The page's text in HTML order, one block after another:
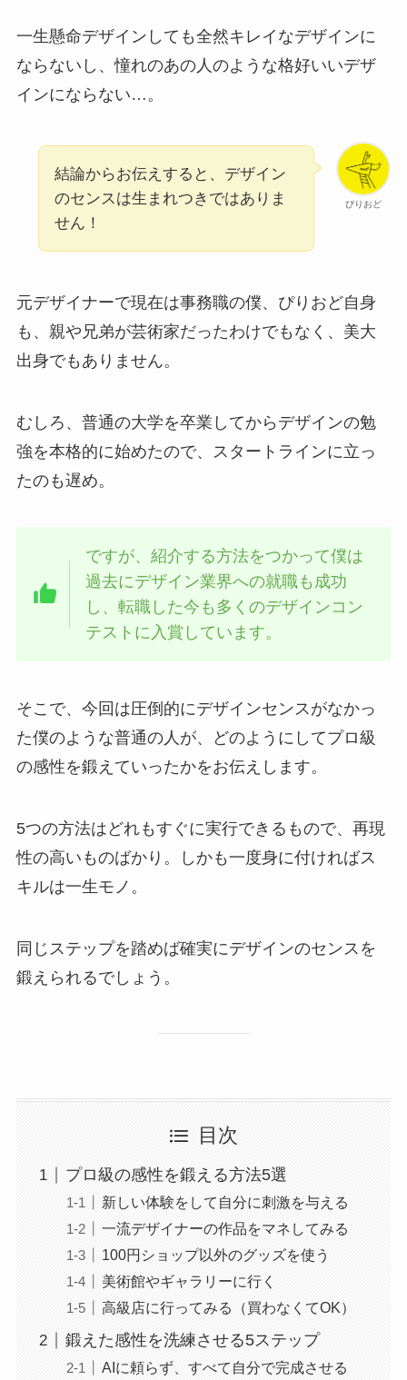
一生懸命デザインしても全然キレイなデザインに
ならないし、憧れのあの人のような格好いいデザ
インにならない…。
ぴりおど
結論からお伝えすると、デザイン
のセンスは生まれつきではありま
せん！
元デザイナーで現在は事務職の僕、ぴりおど自身
も、親や兄弟が芸術家だったわけでもなく、美大
出身でもありません。
むしろ、普通の大学を卒業してからデザインの勉
強を本格的に始めたので、スタートラインに立っ
たのも遅め。
ですが、紹介する方法をつかって僕は
過去にデザイン業界への就職も成功
し、転職した今も多くのデザインコン
テストに入賞しています。
そこで、今回は圧倒的にデザインセンスがなかっ
た僕のような普通の人が、どのようにしてプロ級
の感性を鍛えていったかをお伝えします。
5つの方法はどれもすぐに実行できるもので、再現
性の高いものばかり。しかも一度身に付ければス
キルは一生モノ。
同じステップを踏めば確実にデザインのセンスを
鍛えられるでしょう。
目次
プロ級の感性を鍛える方法5選
新しい体験をして自分に刺激を与える
一流デザイナーの作品をマネしてみる
100円ショップ以外のグッズを使う
美術館やギャラリーに行く
高級店に行ってみる（買わなくてOK）
鍛えた感性を洗練させる5ステップ
AIに頼らず、すべて自分で完成させる